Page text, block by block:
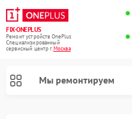
FIX-ONEPLUS
Ремонт устройств OnePlus
Специализированный
cервисный центр г.Москва
Мы ремонтируем